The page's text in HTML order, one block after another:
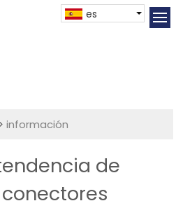
es
información
de